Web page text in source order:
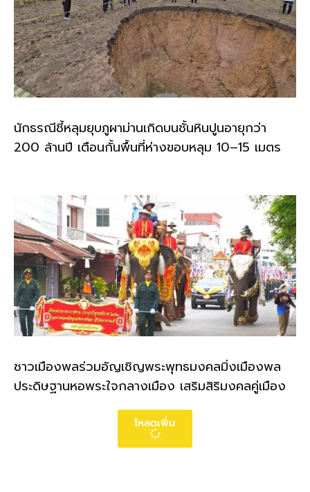
นักธรณีชี้หลุมยุบภูผาม่านเกิดบนชั้นหินปูนอายุกว่า
200 ล้านปี เตือนกั้นพื้นที่ห่างขอบหลุม 10–15 เมตร
ชาวเมืองพลร่วมอัญเชิญพระพุทธมงคลมิ่งเมืองพล
ประดิษฐานหอพระใจกลางเมือง เสริมสิริมงคลคู่เมือง
โหลดเพิ่ม